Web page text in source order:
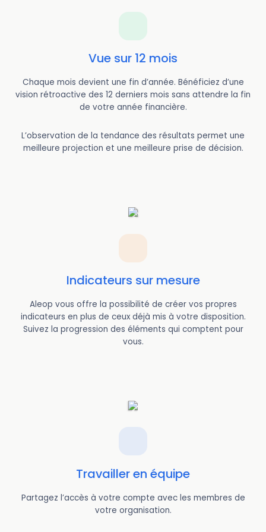
Vue sur 12 mois
Chaque mois devient une fin d’année. Bénéficiez d’une
vision rétroactive des 12 derniers mois sans attendre la fin
de votre année financière.
L’observation de la tendance des résultats permet une
meilleure projection et une meilleure prise de décision.
Indicateurs sur mesure
Aleop vous offre la possibilité de créer vos propres
indicateurs en plus de ceux déjà mis à votre disposition.
Suivez la progression des éléments qui comptent pour
vous.
Travailler en équipe
Partagez l’accès à votre compte avec les membres de
votre organisation.